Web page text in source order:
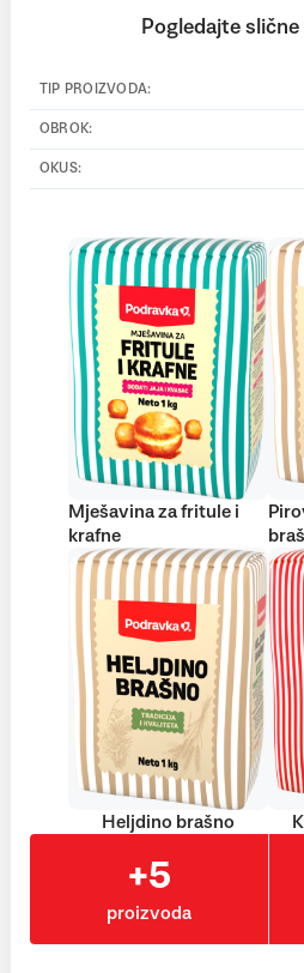
Pogledajte
TIP PROIZVODA:
OBROK:
OKUS:
Mješavina za fritule i
krafne
Heljdino brašno
+5
proizvoda